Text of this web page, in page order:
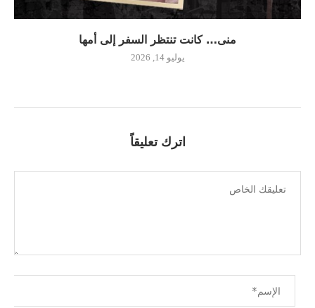
منى… كانت تنتظر السفر إلى أمها
يوليو 14, 2026
اترك تعليقاً